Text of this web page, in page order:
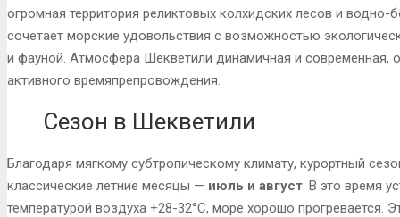
огромная территория реликтовых колхидских лесов и
сочетает морские удовольствия с возможностью
и фауной. Атмосфера Шекветили динамичная и современная,
активного времяпрепровождения.
Сезон в Шекветили
Благодаря мягкому субтропическому климату, курортный
классические летние месяцы — июль и август. В это время
температурой воздуха +28-32°C, море хорошо прогревается.